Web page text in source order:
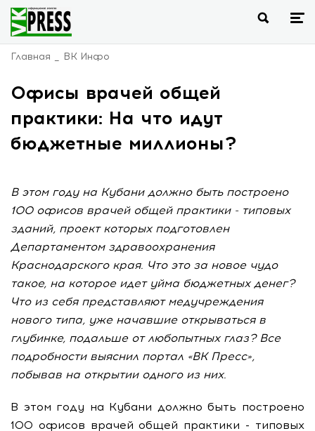
Главная ВК Инфо
Офисы врачей общей
практики: На что идут
бюджетные миллионы?
В этом году на Кубани должно быть построено
100 офисов врачей общей практики - типовых
зданий, проект которых подготовлен
Департаментом здравоохранения
Краснодарского края. Что это за новое чудо
такое, на которое идет уйма бюджетных денег?
Что из себя представляют медучреждения
нового типа, уже начавшие открываться в
глубинке, подальше от любопытных глаз? Все
подробности выяснил портал «ВК Пресс»,
побывав на открытии одного из них.
В этом году на Кубани должно быть построено
100 офисов врачей общей практики - типовых